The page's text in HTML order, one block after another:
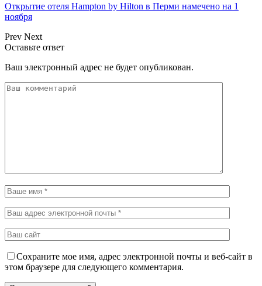
Открытие отеля Hampton by Hilton в Перми намечено на 1
ноября
Prev Next
Оставьте ответ
Ваш электронный адрес не будет опубликован.
Сохраните мое имя, адрес электронной почты и веб-сайт в
этом браузере для следующего комментария.